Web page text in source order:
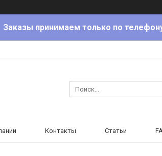
Заказы принимаем только по
Контакты Статьи